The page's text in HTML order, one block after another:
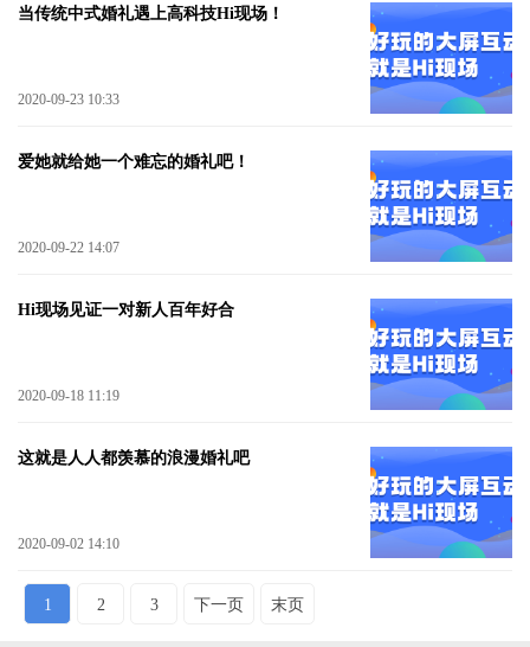
当传统中式婚礼遇上高科技Hi现场！
2020-09-23 10:33
爱她就给她一个难忘的婚礼吧！
2020-09-22 14:07
Hi现场见证一对新人百年好合
2020-09-18 11:19
这就是人人都羡慕的浪漫婚礼吧
2020-09-02 14:10
1 2 3 下一页 末页